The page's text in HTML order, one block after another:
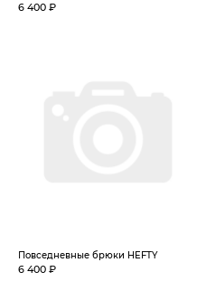
6 400 ₽
Повседневные брюки HEFTY
6 400 ₽